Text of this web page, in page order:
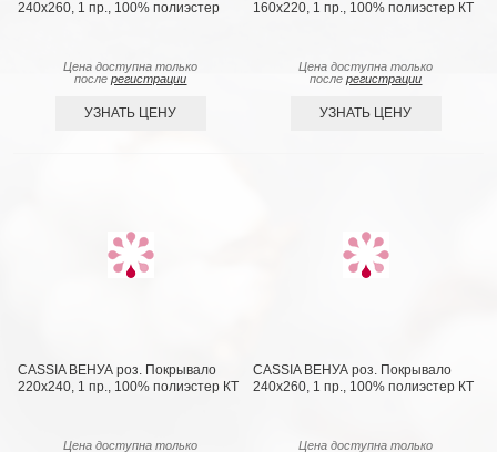
240х260, 1 пр., 100% полиэстер
Цена доступна только
послерегистрации
УЗНАТЬ ЦЕНУ
160х220, 1 пр., 100% полиэстер КТ
Цена доступна только
послерегистрации
УЗНАТЬ ЦЕНУ
CASSIA ВЕНУА роз. Покрывало
220х240, 1 пр., 100% полиэстер КТ
Цена доступна только
CASSIA ВЕНУА роз. Покрывало
240х260, 1 пр., 100% полиэстер КТ
Цена доступна только